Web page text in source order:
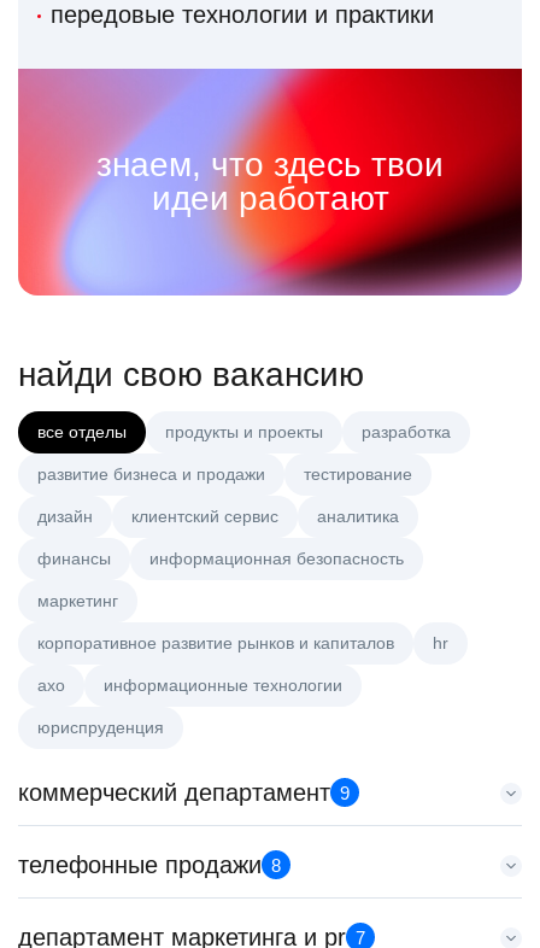
передовые технологии и практики
знаем, что здесь твои
идеи работают
найди свою вакансию
все отделы продукты и проекты разработка
развитие бизнеса и продажи тестирование
дизайн клиентский сервис аналитика
финансы информационная безопасность
маркетинг
корпоративное развитие рынков и капиталов hr
axo информационные технологии
юриспруденция
коммерческий департамент 9
Key Account Manager (EdTech)
HeadHunter::Коммерческий департамент
150000 ₽
телефонные продажи 8
Менеджер по продажам в сегменте малого и среднего
департамент маркетинга и pr 7